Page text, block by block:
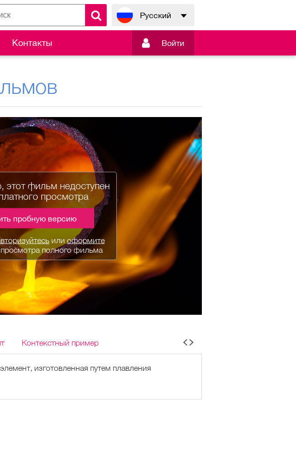
Русский
Контакты  Войти
этот фильм недоступен
просмотра
пробную версию
или оформите
полного фильма
Контекстный пример
изготовленная путем плавления